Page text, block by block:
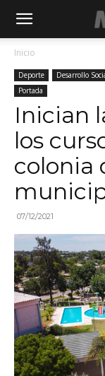
Inicio
Deporte Desarrollo
Portada
Inician
los
colonia
07/12/2021